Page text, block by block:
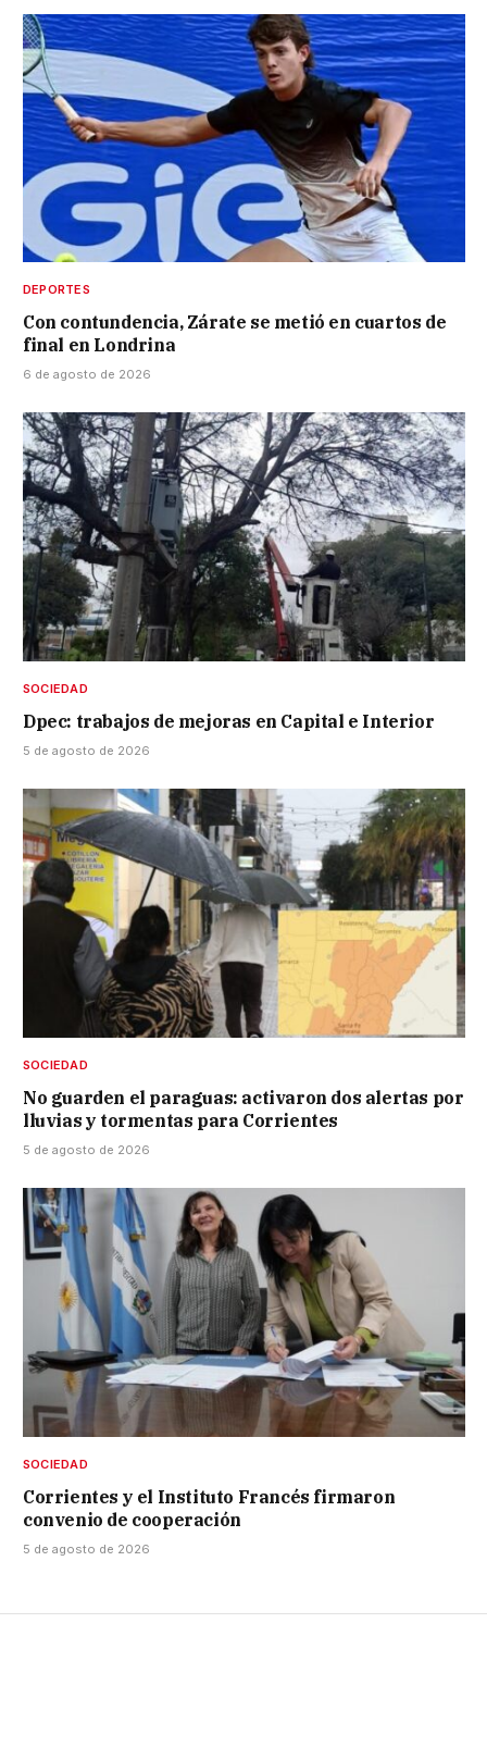
DEPORTES
Con contundencia, Zárate se metió en cuartos de
final en Londrina
6 de agosto de 2026
SOCIEDAD
Dpec: trabajos de mejoras en Capital e Interior
5 de agosto de 2026
SOCIEDAD
No guarden el paraguas: activaron dos alertas por
lluvias y tormentas para Corrientes
5 de agosto de 2026
SOCIEDAD
Corrientes y el Instituto Francés firmaron
convenio de cooperación
5 de agosto de 2026